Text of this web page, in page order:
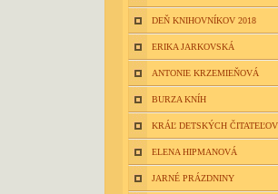
DEŇ KNIHOVNÍKOV 2018
ERIKA JARKOVSKÁ
ANTONIE KRZEMIEŇOVÁ
BURZA KNÍH
KRÁĽ DETSKÝCH ČITATEĽOV
ELENA HIPMANOVÁ
JARNÉ PRÁZDNINY